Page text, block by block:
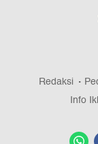
Redaksi
Info